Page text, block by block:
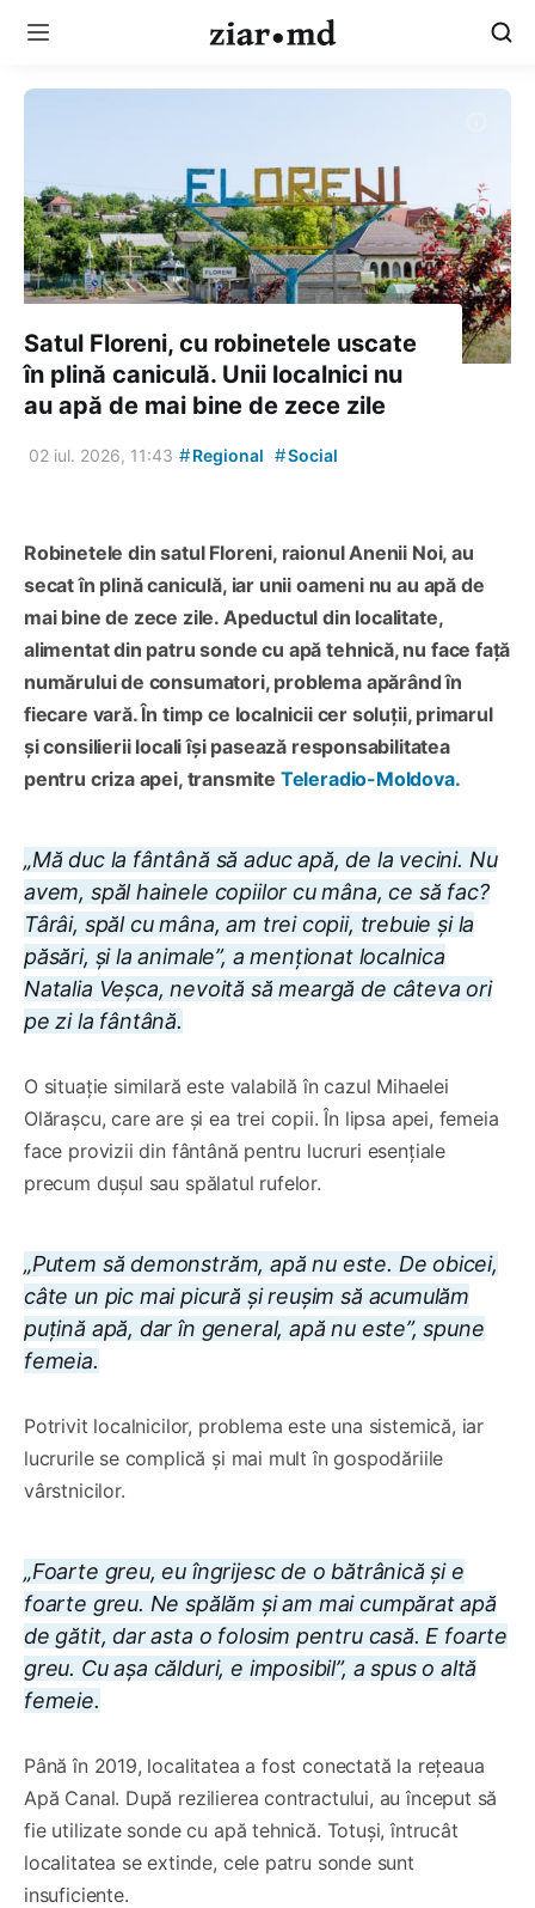
Satul Floreni, cu robinetele uscate
în plină caniculă. Unii localnici nu
au apă de mai bine de zece zile
02 iul. 2026, 11:43 #Regional #Social
Robinetele din satul Floreni, raionul Anenii Noi, au
secat în plină caniculă, iar unii oameni nu au apă de
mai bine de zece zile. Apeductul din localitate,
alimentat din patru sonde cu apă tehnică, nu face față
numărului de consumatori, problema apărând în
fiecare vară. În timp ce localnicii cer soluții, primarul
și consilierii locali își pasează responsabilitatea
pentru criza apei, transmite Teleradio-Moldova.
„Mă duc la fântână să aduc apă, de la vecini. Nu
avem, spăl hainele copiilor cu mâna, ce să fac?
Târâi, spăl cu mâna, am trei copii, trebuie și la
păsări, și la animale”, a menționat localnica
Natalia Veșca, nevoită să meargă de câteva ori
pe zi la fântână.
O situație similară este valabilă în cazul Mihaelei
Olărașcu, care are și ea trei copii. În lipsa apei, femeia
face provizii din fântână pentru lucruri esențiale
precum dușul sau spălatul rufelor.
„Putem să demonstrăm, apă nu este. De obicei,
câte un pic mai picură și reușim să acumulăm
puțină apă, dar în general, apă nu este”, spune
femeia.
Potrivit localnicilor, problema este una sistemică, iar
lucrurile se complică și mai mult în gospodăriile
vârstnicilor.
„Foarte greu, eu îngrijesc de o bătrânică și e
foarte greu. Ne spălăm și am mai cumpărat apă
de gătit, dar asta o folosim pentru casă. E foarte
greu. Cu așa călduri, e imposibil”, a spus o altă
femeie.
Până în 2019, localitatea a fost conectată la rețeaua
Apă Canal. După rezilierea contractului, au început să
fie utilizate sonde cu apă tehnică. Totuși, întrucât
localitatea se extinde, cele patru sonde sunt
insuficiente.